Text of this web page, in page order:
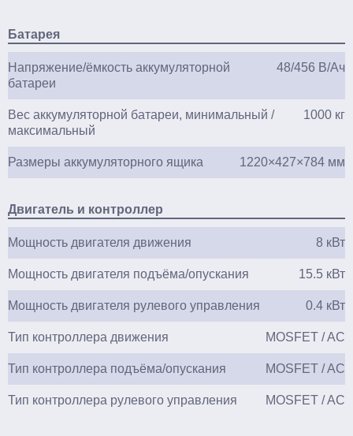
Батарея
Напряжение/ёмкость аккумуляторной
батареи
48/456 В/Ач
Вес аккумуляторной батареи, минимальный /
максимальный
1000 кг
Размеры аккумуляторного ящика 1220×427×784 мм
Двигатель и контроллер
Мощность двигателя движения 8 кВт
Мощность двигателя подъёма/опускания 15.5 кВт
Мощность двигателя рулевого управления 0.4 кВт
Тип контроллера движения MOSFET / AC
Тип контроллера подъёма/опускания MOSFET / AC
Тип контроллера рулевого управления MOSFET / AC